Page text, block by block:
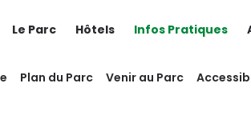
Le Parc Hôtels Infos Pratiques
Plan du Parc Venir au Parc